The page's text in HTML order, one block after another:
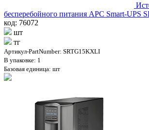
бесперебойного питания APC Smart-UPS
код: 76072
шт
тг
Артикул-PartNumber: SRTG15KXLI
В упаковке: 1
Базовая единица: шт